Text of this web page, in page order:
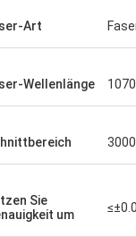
Art
Wellenlänge
Sie
um